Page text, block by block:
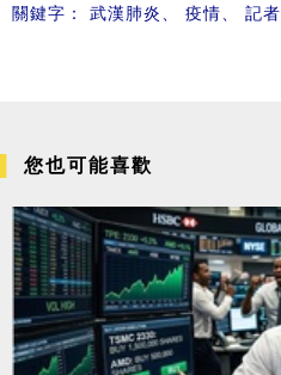
關鍵字： 武漢肺炎 疫情 記者
您也可能喜歡